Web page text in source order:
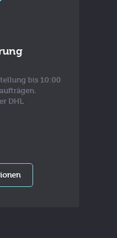
bis 10:00
DHL